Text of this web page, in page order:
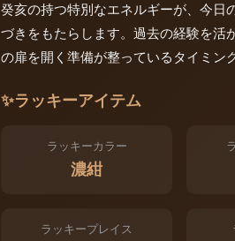
癸亥の持つ特別なエネルギーが、今日
づきをもたらします。過去の経験を活
の扉を開く準備が整っているタイミン
✨ラッキーアイテム
ラッキーカラー
濃紺
ラッキープレイス